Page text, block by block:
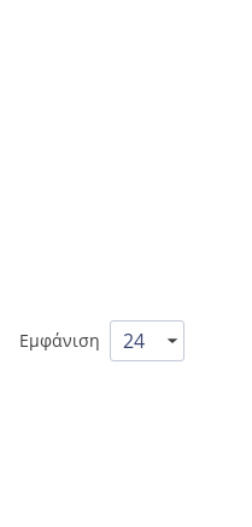
Εμφάνιση